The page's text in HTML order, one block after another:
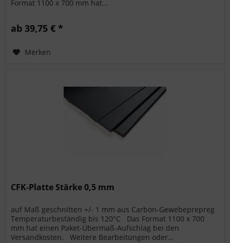
Format 1100 x 700 mm hat...
ab 39,75 € *
Merken
CFK-Platte Stärke 0,5 mm
auf Maß geschnitten +/- 1 mm aus Carbon-Gewebeprepreg
Temperaturbeständig bis 120°C Das Format 1100 x 700
mm hat einen Paket-Übermaß-Aufschlag bei den
Versandkosten. Weitere Bearbeitungen oder...